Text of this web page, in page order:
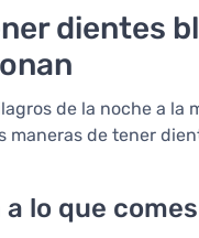
dientes
de la noche a
maneras de tener
a lo que